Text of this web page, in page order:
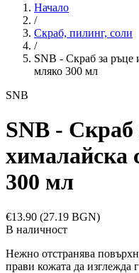
Начало
/
Скраб, пилинг, соли
/
SNB - Скраб за ръце
мляко 300 мл
SNB
SNB - Скраб
хималайска
300 мл
€13.90 (27.19 BGN)
В наличност
Нежно отстранява
прави кожата да изглежда